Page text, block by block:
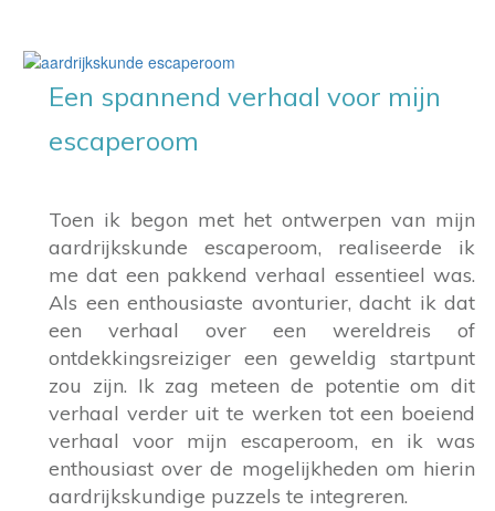
Een spannend verhaal voor mijn
escaperoom
Toen ik begon met het ontwerpen van mijn
aardrijkskunde escaperoom, realiseerde ik
me dat een pakkend verhaal essentieel was.
Als een enthousiaste avonturier, dacht ik dat
een verhaal over een wereldreis of
ontdekkingsreiziger een geweldig startpunt
zou zijn. Ik zag meteen de potentie om dit
verhaal verder uit te werken tot een boeiend
verhaal voor mijn escaperoom, en ik was
enthousiast over de mogelijkheden om hierin
aardrijkskundige puzzels te integreren.